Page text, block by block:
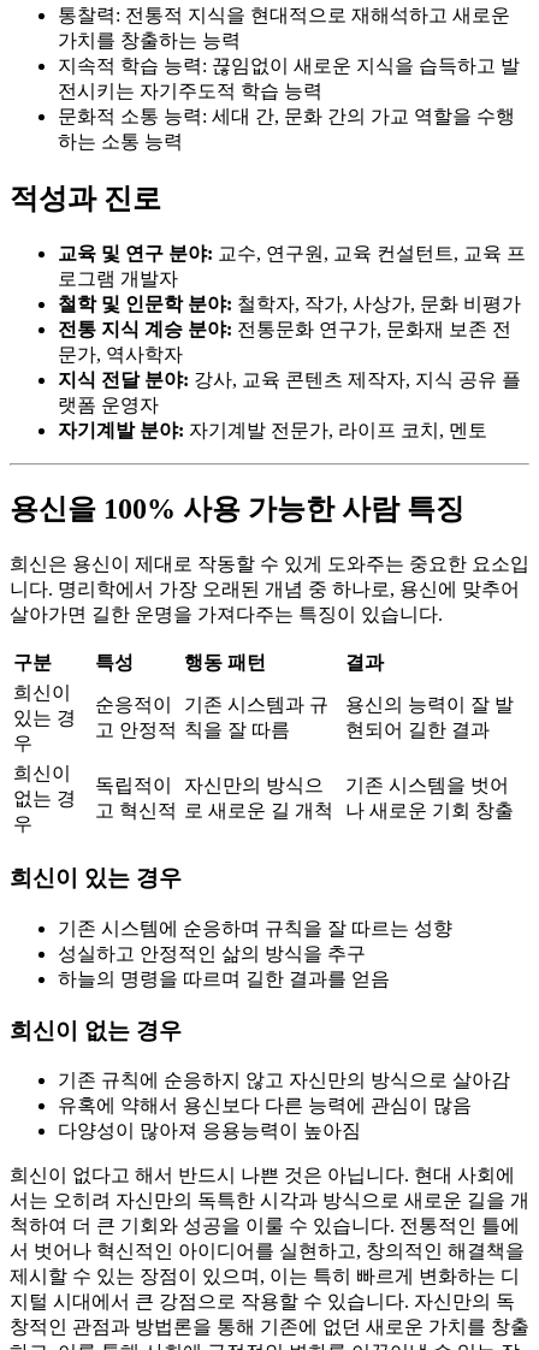
통찰력: 전통적 지식을 현대적으로 재해석하고 새로운
가치를 창출하는 능력
지속적 학습 능력: 끊임없이 새로운 지식을 습득하고 발
전시키는 자기주도적 학습 능력
문화적 소통 능력: 세대 간, 문화 간의 가교 역할을 수행
하는 소통 능력
적성과 진로
교육 및 연구 분야: 교수, 연구원, 교육 컨설턴트, 교육 프
로그램 개발자
철학 및 인문학 분야: 철학자, 작가, 사상가, 문화 비평가
전통 지식 계승 분야: 전통문화 연구가, 문화재 보존 전
문가, 역사학자
지식 전달 분야: 강사, 교육 콘텐츠 제작자, 지식 공유 플
랫폼 운영자
자기계발 분야: 자기계발 전문가, 라이프 코치, 멘토
용신을 100% 사용 가능한 사람 특징
희신은 용신이 제대로 작동할 수 있게 도와주는 중요한 요소입
니다. 명리학에서 가장 오래된 개념 중 하나로, 용신에 맞추어
살아가면 길한 운명을 가져다주는 특징이 있습니다.
구분 특성 행동 패턴
결과
희신이
있는 경
우
순응적이
고 안정적
기존 시스템과 규
칙을 잘 따름
용신의 능력이 잘 발
현되어 길한 결과
희신이
없는 경
우
독립적이
고 혁신적
자신만의 방식으
로 새로운 길 개척
기존 시스템을 벗어
나 새로운 기회 창출
희신이 있는 경우
기존 시스템에 순응하며 규칙을 잘 따르는 성향
성실하고 안정적인 삶의 방식을 추구
하늘의 명령을 따르며 길한 결과를 얻음
희신이 없는 경우
기존 규칙에 순응하지 않고 자신만의 방식으로 살아감
유혹에 약해서 용신보다 다른 능력에 관심이 많음
다양성이 많아져 응용능력이 높아짐
희신이 없다고 해서 반드시 나쁜 것은 아닙니다. 현대 사회에
서는 오히려 자신만의 독특한 시각과 방식으로 새로운 길을 개
척하여 더 큰 기회와 성공을 이룰 수 있습니다. 전통적인 틀에
서 벗어나 혁신적인 아이디어를 실현하고, 창의적인 해결책을
제시할 수 있는 장점이 있으며, 이는 특히 빠르게 변화하는 디
지털 시대에서 큰 강점으로 작용할 수 있습니다. 자신만의 독
창적인 관점과 방법론을 통해 기존에 없던 새로운 가치를 창출